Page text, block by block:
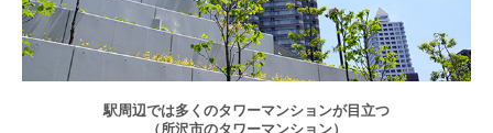
駅周辺では多くのタワーマンションが目立つ
（所沢市のタワーマンション）